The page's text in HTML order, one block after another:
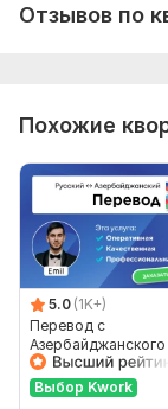
Отзывов по
Похожие
5.0 (1K+)
Перевод с
Азербайджанского
языка и на
Азербайджанский
язык от носителя
Выбор Kwork